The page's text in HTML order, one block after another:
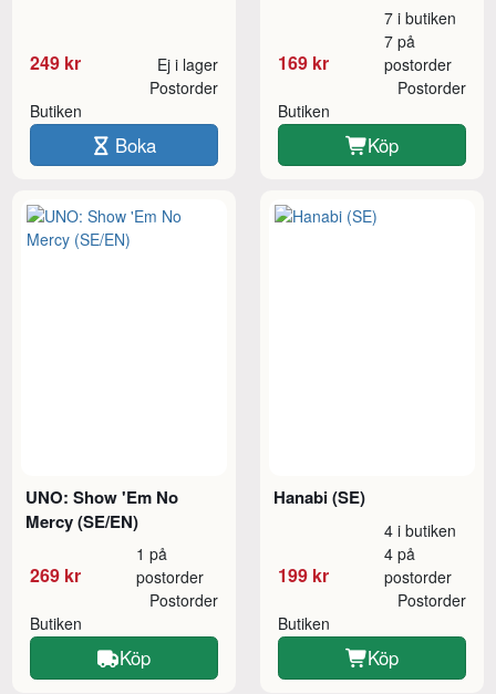
249 kr Ej i lager
Butiken
Postorder
Boka
169 kr
7 i butiken
7 på
postorder
Butiken
Postorder
Köp
UNO: Show 'Em No
Mercy (SE/EN)
269 kr
1 på
postorder
Butiken
Postorder
Köp
Hanabi (SE)
199 kr
4 i butiken
4 på
postorder
Butiken
Postorder
Köp